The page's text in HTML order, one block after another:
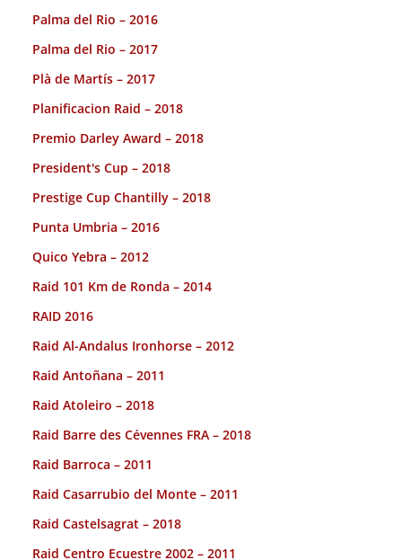
Palma del Rio – 2016
Palma del Rio – 2017
Plà de Martís – 2017
Planificacion Raid – 2018
Premio Darley Award – 2018
President's Cup – 2018
Prestige Cup Chantilly – 2018
Punta Umbria – 2016
Quico Yebra – 2012
Raid 101 Km de Ronda – 2014
RAID 2016
Raid Al-Andalus Ironhorse – 2012
Raid Antoñana – 2011
Raid Atoleiro – 2018
Raid Barre des Cévennes FRA – 2018
Raid Barroca – 2011
Raid Casarrubio del Monte – 2011
Raid Castelsagrat – 2018
Raid Centro Ecuestre 2002 – 2011